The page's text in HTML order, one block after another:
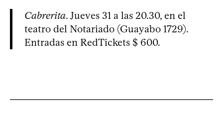
Cabrerita. Jueves 31 a las 20.30, en el
teatro del Notariado (Guayabo 1729).
Entradas en RedTickets $ 600.